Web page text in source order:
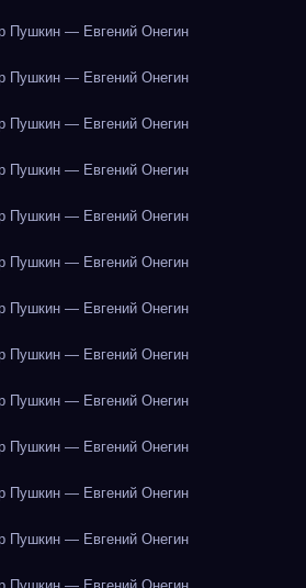
Пушкин — Евгений Онегин
Пушкин — Евгений Онегин
Пушкин — Евгений Онегин
Пушкин — Евгений Онегин
Пушкин — Евгений Онегин
Пушкин — Евгений Онегин
Пушкин — Евгений Онегин
Пушкин — Евгений Онегин
Пушкин — Евгений Онегин
Пушкин — Евгений Онегин
Пушкин — Евгений Онегин
Пушкин — Евгений Онегин